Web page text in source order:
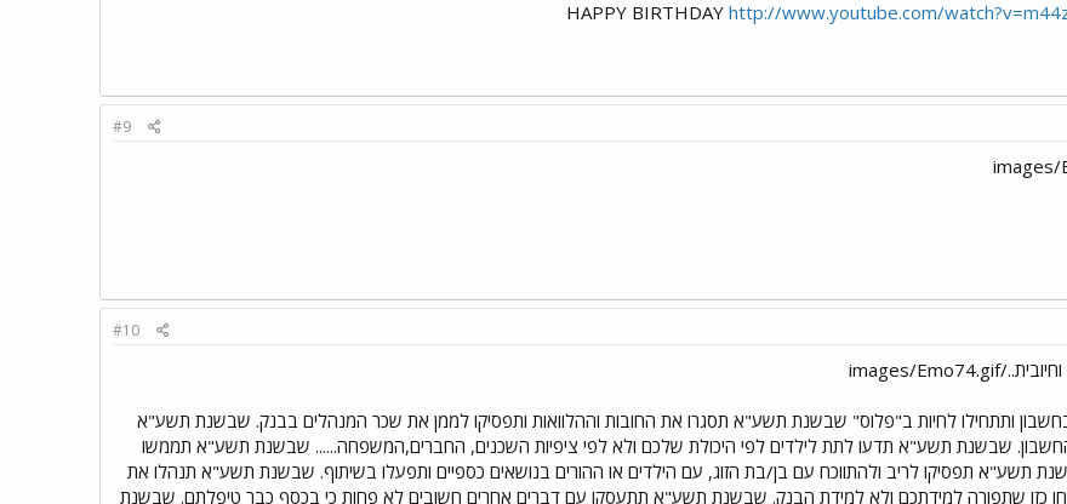
HAPPY BIRTHDAY http://www.youtube.com/
#9
#10
ותתחילו לחיות ב"פלוס" שבשנת תשע"א תסגרו את החובות וההלוואות ותפסיקו לממן את שכר המנהלים בבנק. שבשנת תשע"א
שבשנת תשע"א תדעו לתת לילדים לפי היכולת שלכם ולא לפי ציפיות השכנים, החברים,המשפחה...... שבשנת תשע"א תממשו
תשע"א תפסיקו לריב ולהתווכח עם בן/בת הזוג, עם הילדים או ההורים בנושאים כספיים ותפעלו בשיתוף. שבשנת תשע"א תנהלו את
כזו שתפורה למידתכם ולא למידת הבנק. שבשנת תשע"א תתעסקו עם דברים אחרים חשובים לא פחות כי בכסף כבר טיפלתם. שבשנת